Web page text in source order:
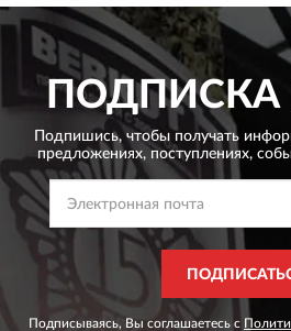
ПОДПИСКА
Подпишись, чтобы получать
предложениях, поступлениях,
Подписываясь, Вы соглашаетесь с